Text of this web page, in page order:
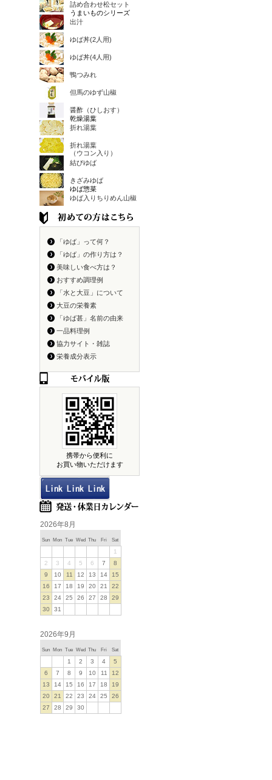
詰め合わせ松セット
うまいものシリーズ
出汁
ゆば丼(2人用)
ゆば丼(4人用)
鴨つみれ
但馬のゆず山椒
醤酢（ひしおす）
乾燥湯葉
折れ湯葉
折れ湯葉
（ウコン入り）
結びゆば
きざみゆば
ゆば惣菜
ゆば入りちりめん山椒
「ゆば」って何？
「ゆば」の作り方は？
美味しい食べ方は？
おすすめ調理例
「水と大豆」について
大豆の栄養素
「ゆば甚」名前の由来
一品料理例
協力サイト・雑誌
栄養成分表示
携帯から便利に
お買い物いただけます
2026年8月
Sun Mon Tue Wed Thu Fri Sat
1
2
3 4 5 6 7
8
9
10 11 12 13 14
15
16
17 18 19 20 21
22
23
24 25 26 27 28
29
30
31
2026年9月
Sun Mon Tue Wed Thu Fri Sat
1 2 3 4
5
6
7 8 9 10 11
12
13
14 15 16 17 18
19
20
21 22 23 24 25
26
27
28 29 30